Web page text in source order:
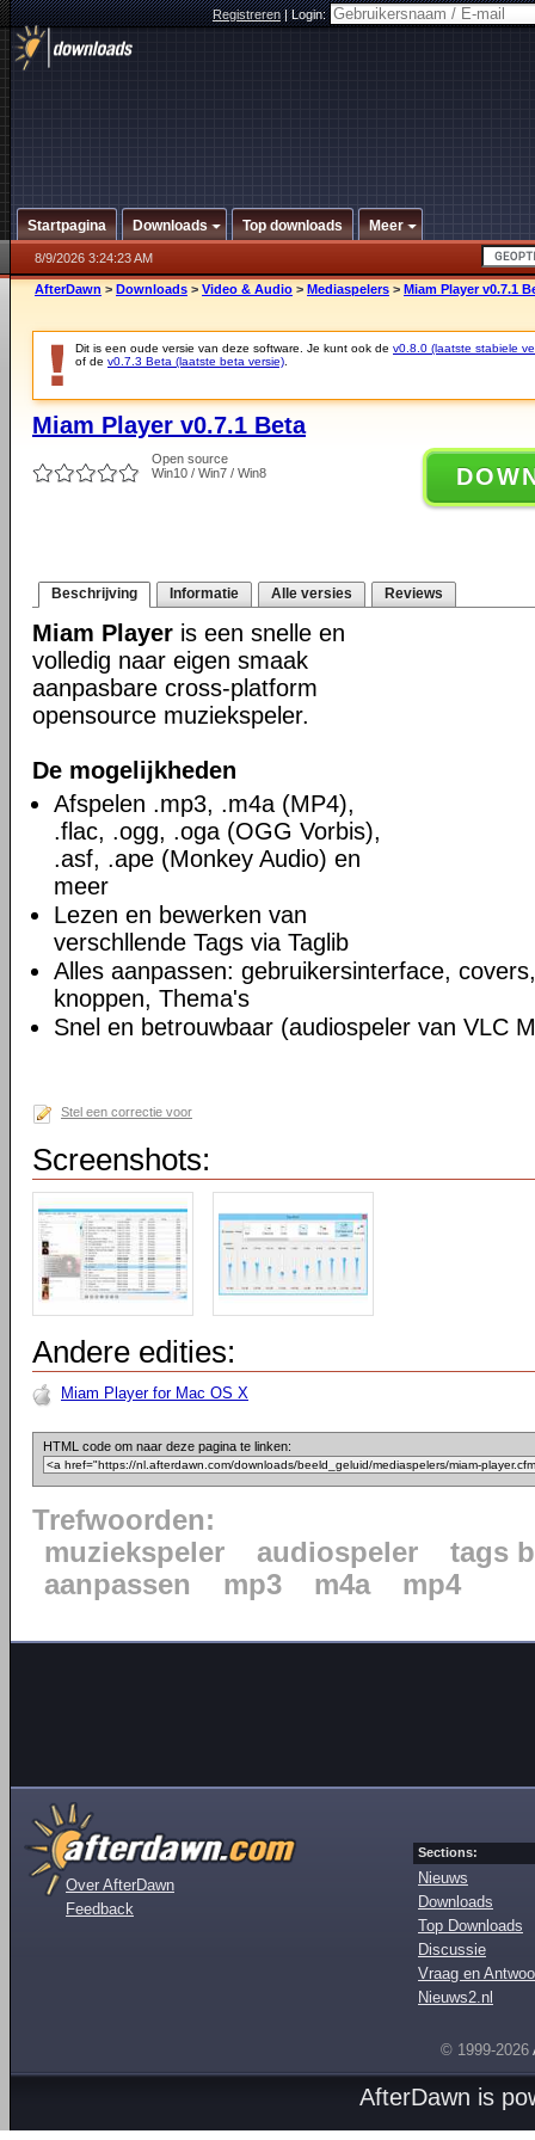
Registreren|Login:
Startpagina Downloads Top downloads Meer
8/9/2026 3:24:23 AM
AfterDawn > Downloads > Video & Audio > Mediaspelers > Miam Player v0.7.1
Dit is een oude versie van deze software. Je kunt ook de v0.8.0 (laatste stabiele
of de v0.7.3 Beta (laatste beta versie)
Miam Player v0.7.1 Beta
Open source
Win10 / Win7 / Win8
Beschrijving Informatie Alle versies Reviews
Miam Player is een snelle en
volledig naar eigen smaak
aanpasbare cross-platform
opensource muziekspeler.
De mogelijkheden
Afspelen .mp3, .m4a (MP4),
.flac, .ogg, .oga (OGG Vorbis),
.asf, .ape (Monkey Audio) en
meer
Lezen en bewerken van
verschllende Tags via Taglib
Alles aanpassen: gebruikersinterface,
knoppen, Thema's
Snel en betrouwbaar (audiospeler van VLC
Stel een correctie voor
Screenshots:
Andere edities:
Miam Player for Mac OS X
HTML code om naar deze pagina te linken:
Trefwoorden:
muziekspeler
audiospeler
tags
aanpassen
mp3 m4a mp4
Over AfterDawn
Feedback
Sections:
Nieuws
Downloads
Top Downloads
Discussie
Vraag en
Nieuws2.nl
© 1999-2026
AfterDawn is